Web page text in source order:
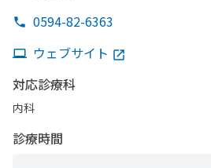
0594-82-6363
ウェブサイト
対応診療科
内科
診療時間